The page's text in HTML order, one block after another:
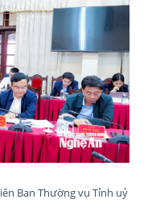
Ban Thường vụ Tỉnh uỷ